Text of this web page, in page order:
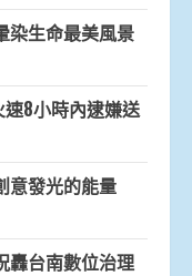
染生命最美風景
8小時內逮嫌送
發光的能量
轟台南數位治理